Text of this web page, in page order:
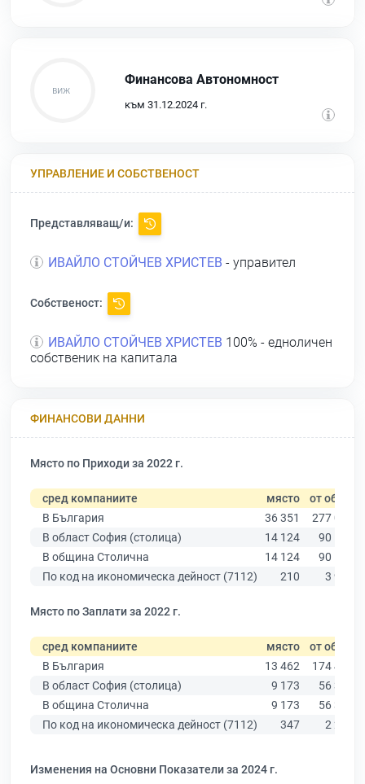
Финансова Автономност
към 31.12.2024 г.
УПРАВЛЕНИЕ И СОБСТВЕНОСТ
Представляващ/и:
ИВАЙЛО СТОЙЧЕВ ХРИСТЕВ - управител
Собственост:
ИВАЙЛО СТОЙЧЕВ ХРИСТЕВ 100% - едноличен
собственик на капитала
ФИНАНСОВИ ДАННИ
Място по Приходи за 2022 г.
сред компаниите място от общо
В България
36 351
277 019
В област София (столица)
14 124
90 178
В община Столична
14 124
90 178
По код на икономическа дейност (7112)
210 3 934
Място по Заплати за 2022 г.
сред компаниите място от общо
В България
13 462
174 403
В област София (столица)
9 173
56 378
В община Столична
9 173
56 378
По код на икономическа дейност (7112)
347 2 243
Изменения на Основни Показатели за 2024 г.